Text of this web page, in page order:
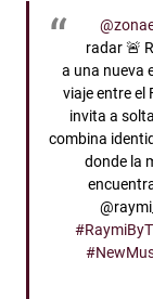
radar 🚨
a una nueva
viaje entre el
invita a
combina
donde la